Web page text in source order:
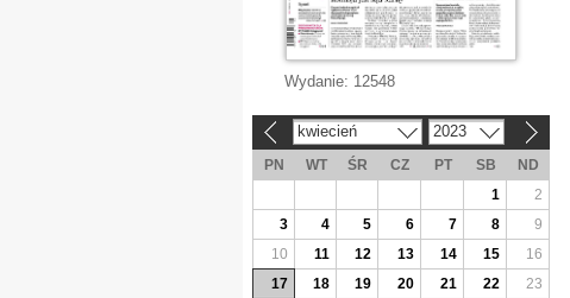
Wydanie: 12548
kwiecień 2023
PN WT ŚR CZ PT SB
ND
1
2
3
4 5 6 7 8
9
10
11 12 13 14 15
16
17
18 19 20 21 22
23